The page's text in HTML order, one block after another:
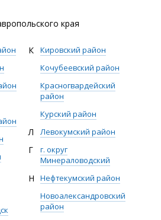
края
К
Кировский район
Кочубеевский район
Красногвардейский
район
Курский район
Л Левокумский район
Г
г. округ
Минераловодский
Н
Нефтекумский район
Новоалександровский
район